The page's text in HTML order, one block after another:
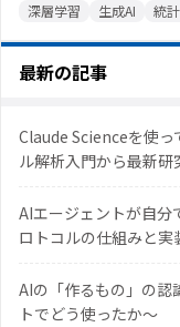
深層学習
生成AI 統計
最新の記事
Claude Scienceを使っ
ル解析入門から最新
AIエージェントが自
ロトコルの仕組みと実
AIの「作るもの」の認
トでどう使ったか〜